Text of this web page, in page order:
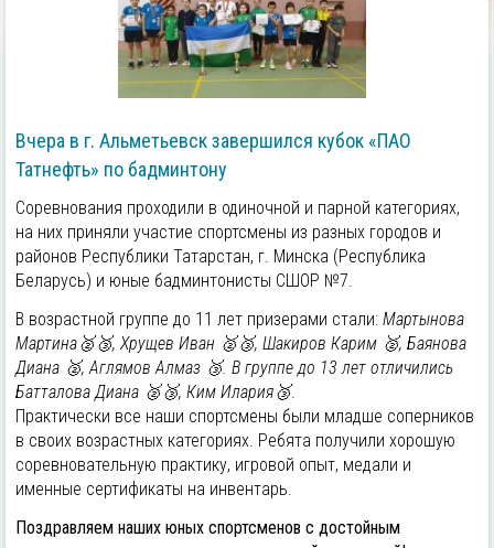
Вчера в г. Альметьевск завершился кубок «ПАО
Татнефть» по бадминтону
Соревнования проходили в одиночной и парной категориях,
на них приняли участие спортсмены из разных городов и
районов Республики Татарстан, г. Минска (Республика
Беларусь) и юные бадминтонисты СШОР №7.
В возрастной группе до 11 лет призерами стали:Мартынова
Мартина🥈🥉, Хрущев Иван 🥈🥉, Шакиров Карим 🥈, Баянова
Диана 🥈, Аглямов Алмаз 🥉. В группе до 13 лет отличились
Батталова Диана 🥈🥉, Ким Илария🥉.
Практически все наши спортсмены были младше соперников
в своих возрастных категориях. Ребята получили хорошую
соревновательную практику, игровой опыт, медали и
именные сертификаты на инвентарь.
Поздравляем наших юных спортсменов с достойным